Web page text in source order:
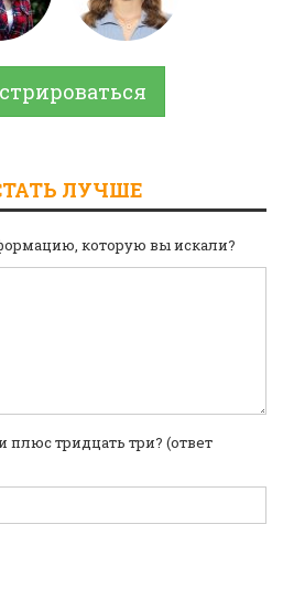
ЛУЧШЕ
которую вы искали?
плюс тридцать три? (ответ